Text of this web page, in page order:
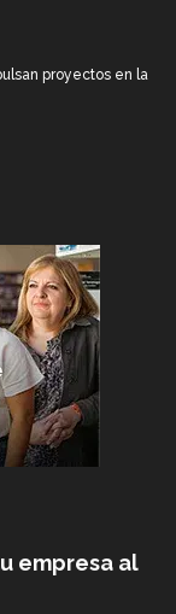
proyectos en la
empresa al